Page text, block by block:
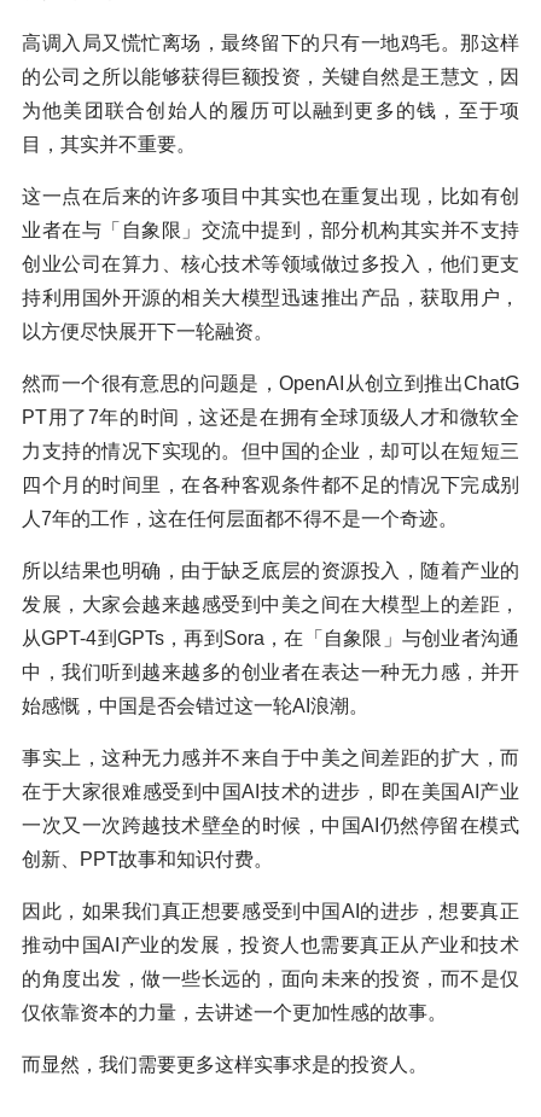
高调入局又慌忙离场，最终留下的只有一地鸡毛。那这样
的公司之所以能够获得巨额投资，关键自然是王慧文，因
为他美团联合创始人的履历可以融到更多的钱，至于项
目，其实并不重要。
这一点在后来的许多项目中其实也在重复出现，比如有创
业者在与「自象限」交流中提到，部分机构其实并不支持
创业公司在算力、核心技术等领域做过多投入，他们更支
持利用国外开源的相关大模型迅速推出产品，获取用户，
以方便尽快展开下一轮融资。
然而一个很有意思的问题是，OpenAI从创立到推出ChatG
PT用了7年的时间，这还是在拥有全球顶级人才和微软全
力支持的情况下实现的。但中国的企业，却可以在短短三
四个月的时间里，在各种客观条件都不足的情况下完成别
人7年的工作，这在任何层面都不得不是一个奇迹。
所以结果也明确，由于缺乏底层的资源投入，随着产业的
发展，大家会越来越感受到中美之间在大模型上的差距，
从GPT-4到GPTs，再到Sora，在「自象限」与创业者沟通
中，我们听到越来越多的创业者在表达一种无力感，并开
始感慨，中国是否会错过这一轮AI浪潮。
事实上，这种无力感并不来自于中美之间差距的扩大，而
在于大家很难感受到中国AI技术的进步，即在美国AI产业
一次又一次跨越技术壁垒的时候，中国AI仍然停留在模式
创新、PPT故事和知识付费。
因此，如果我们真正想要感受到中国AI的进步，想要真正
推动中国AI产业的发展，投资人也需要真正从产业和技术
的角度出发，做一些长远的，面向未来的投资，而不是仅
仅依靠资本的力量，去讲述一个更加性感的故事。
而显然，我们需要更多这样实事求是的投资人。